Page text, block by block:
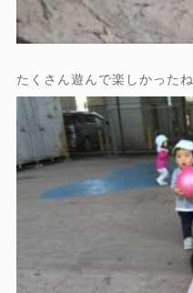
たくさん遊んで楽しかったね